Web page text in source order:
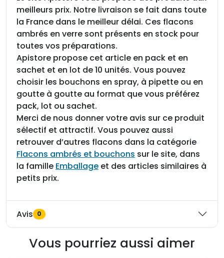
meilleurs prix. Notre livraison se fait dans toute
la France dans le meilleur délai. Ces flacons
ambrés en verre sont présents en stock pour
toutes vos préparations.
Apistore propose cet article en pack et en
sachet et en lot de 10 unités. Vous pouvez
choisir les bouchons en spray, à pipette ou en
goutte à goutte au format que vous préférez
pack, lot ou sachet.
Merci de nous donner votre avis sur ce produit
sélectif et attractif. Vous pouvez aussi
retrouver d’autres flacons dans la catégorie
Flacons ambrés et bouchons sur le site, dans
la famille Emballage et des articles similaires à
petits prix.
Avis 0
Vous pourriez aussi aimer